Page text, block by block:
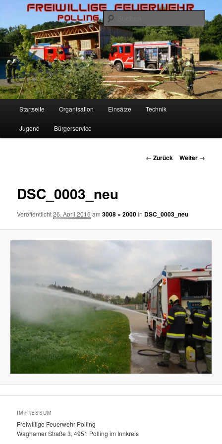
wechseln
Freiwillige Feuerwehr Polling
Startseite Organisation Einsätze Technik
Jugend Bürgerservice
Bilder-
← Zurück Weiter →
DSC_0003_neu
Veröffentlicht26. April 2016 am3008 × 2000in DSC_0003_neu
IMPRESSUM
Freiwillige Feuerwehr Polling
Waghamer Straße 3, 4951 Polling im Innkreis